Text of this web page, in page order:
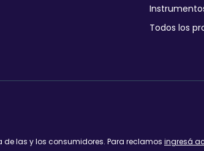
Todos los
de las y los consumidores. Para reclamos ingresá